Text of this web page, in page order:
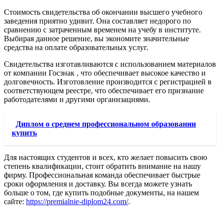
Стоимость свидетельства об окончании высшего учебного
заведения приятно удивит. Она составляет недорого по
сравнению с затраченным временем на учебу в институте.
Выбирая данное решение, вы экономите значительные
средства на оплате образовательных услуг.
Свидетельства изготавливаются с использованием материалов
от компании Госзнак , что обеспечивает высокое качество и
долговечность. Изготовление производится с регистрацией в
соответствующем реестре, что обеспечивает его признание
работодателями и другими организациями.
Диплом о среднем профессиональном образовании
купить
Для настоящих студентов и всех, кто желает повысить свою
степень квалификации, стоит обратить внимание на нашу
фирму. Профессиональная команда обеспечивает быстрые
сроки оформления и доставку. Вы всегда можете узнать
больше о том, где купить подобные документы, на нашем
сайте: https://premialnie-diplom24.com/.